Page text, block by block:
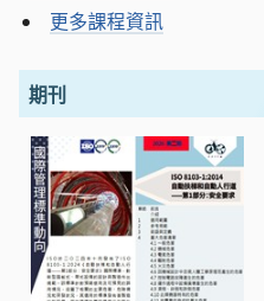
更多課程資訊
期刊